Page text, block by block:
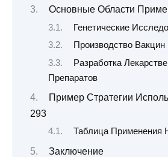
Основные Области
Генетические
Производство Вакцин
Разработка
Препаратов
Пример Стратегии
293
Таблица Применения
Заключение